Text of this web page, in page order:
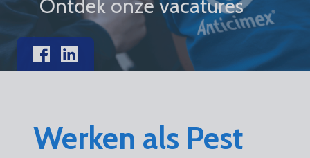
Ontdek onze vacatures
Werken als Pest